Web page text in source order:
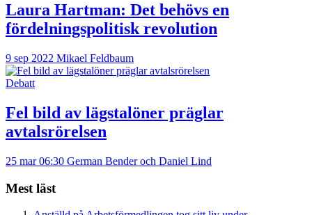
Laura Hartman: Det behövs en
fördelningspolitisk revolution
9 sep 2022 Mikael Feldbaum
Debatt
Fel bild av lägstalöner präglar
avtalsrörelsen
25 mar 06:30 German Bender och Daniel Lind
Mest läst